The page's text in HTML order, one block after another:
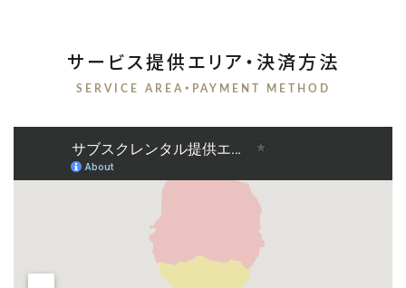
サービス提供エリア・決済方法
SERVICE AREA・PAYMENT METHOD